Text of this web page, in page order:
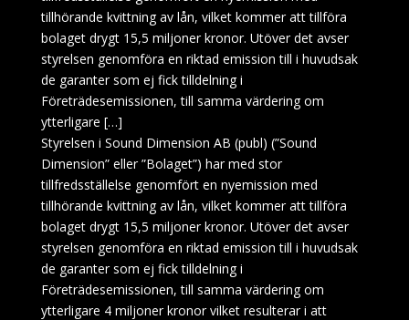
tillhörande kvittning av lån, vilket kommer att tillföra
bolaget drygt 15,5 miljoner kronor. Utöver det avser
styrelsen genomföra en riktad emission till i huvudsak
de garanter som ej fick tilldelning i
Företrädesemissionen, till samma värdering om
ytterligare […]
Styrelsen i Sound Dimension AB (publ) (”Sound
Dimension” eller ”Bolaget”) har med stor
tillfredsställelse genomfört en nyemission med
tillhörande kvittning av lån, vilket kommer att tillföra
bolaget drygt 15,5 miljoner kronor. Utöver det avser
styrelsen genomföra en riktad emission till i huvudsak
de garanter som ej fick tilldelning i
Företrädesemissionen, till samma värdering om
ytterligare 4 miljoner kronor vilket resulterar i att